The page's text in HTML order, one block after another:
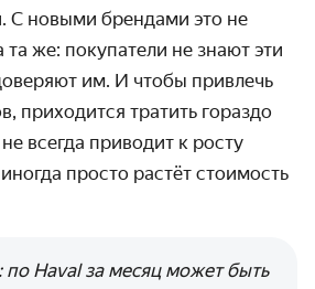
С новыми брендами это не
та же: покупатели не знают эти
им. И чтобы привлечь
приходится тратить гораздо
всегда приводит к росту
просто растёт стоимость
по Haval за месяц может быть